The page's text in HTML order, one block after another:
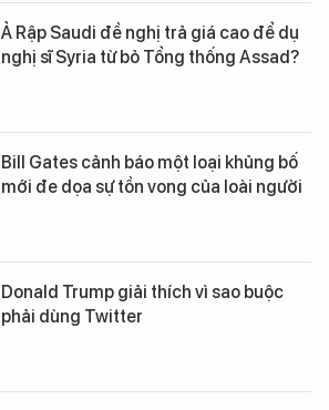
Ả Rập Saudi đề nghị trả giá cao để dụ
nghị sĩ Syria từ bỏ Tổng thống Assad?
Bill Gates cảnh báo một loại khủng bố
mới đe dọa sự tồn vong của loài người
Donald Trump giải thích vì sao buộc
phải dùng Twitter